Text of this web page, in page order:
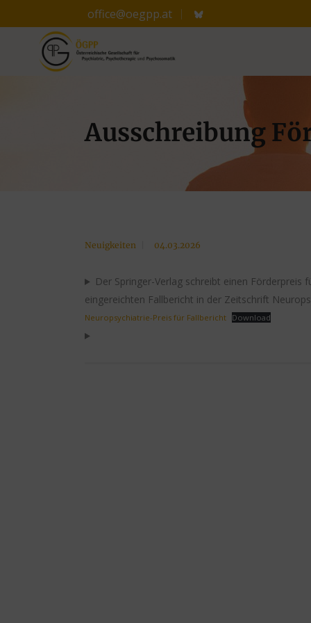
office@oegpp.at
Ausschreibung
Neuigkeiten 04.03.2026
Der Springer-Verlag schreibt einen
eingereichten Fallbericht in der Zeitschrift
Neuropsychiatrie-Preis für Fallbericht Download